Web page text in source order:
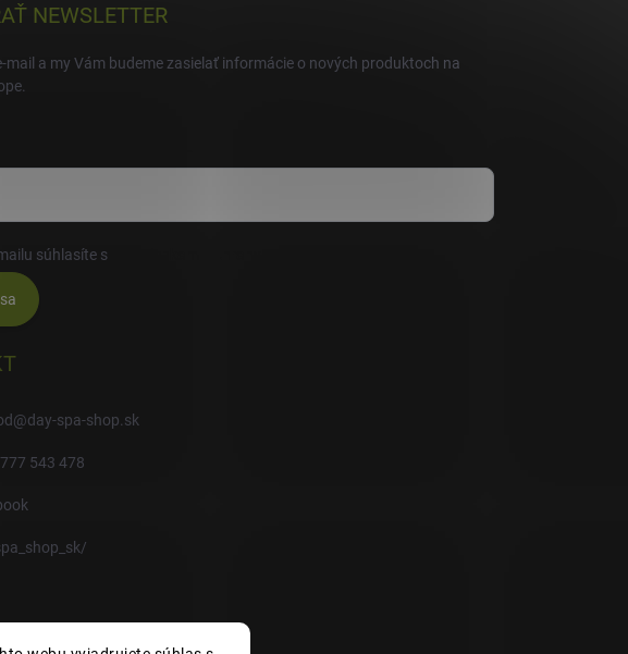
NEWSLETTER
mail a my Vám budeme zasielať informácie o nových produktoch na
súhlasíte s
@day-spa-shop.sk
543 478